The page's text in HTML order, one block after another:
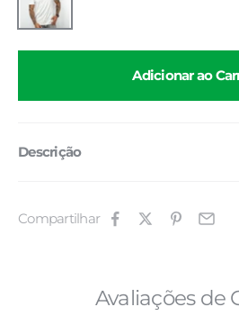
Adicionar ao
Descrição
Compartilhar
Avaliações de